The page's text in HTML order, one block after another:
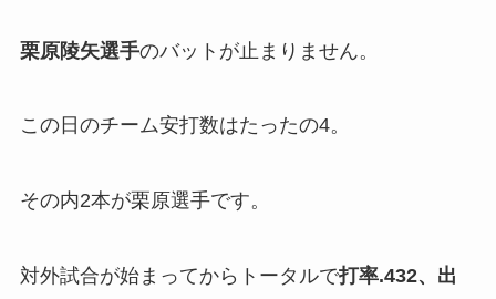
栗原陵矢選手のバットが止まりません。
この日のチーム安打数はたったの4。
その内2本が栗原選手です。
対外試合が始まってからトータルで打率.432、出